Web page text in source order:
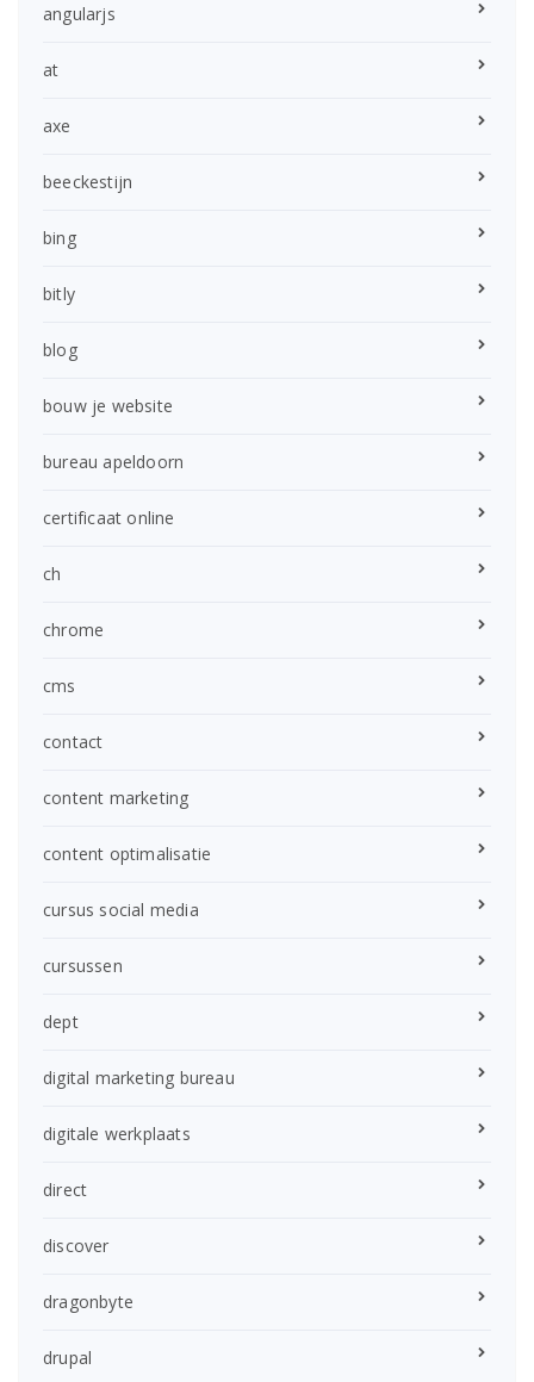
angularjs
at
axe
beeckestijn
bing
bitly
blog
bouw je website
bureau apeldoorn
certificaat online
ch
chrome
cms
contact
content marketing
content optimalisatie
cursus social media
cursussen
dept
digital marketing bureau
digitale werkplaats
direct
discover
dragonbyte
drupal